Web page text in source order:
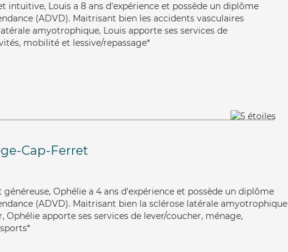
intuitive, Louis a 8 ans d'expérience et possède un diplôme
(ADVD). Maitrisant bien les accidents vasculaires
amyotrophique, Louis apporte ses services de
mobilité et lessive/repassage*
Cap-Ferret
Ophélie a 4 ans d'expérience et possède un diplôme
(ADVD). Maitrisant bien la sclérose latérale amyotrophique
Ophélie apporte ses services de lever/coucher, ménage,